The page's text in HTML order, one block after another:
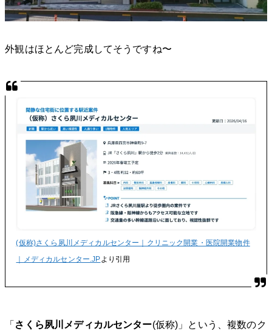
外観はほとんど完成してそうですね〜
(仮称)さくら夙川メディカルセンター｜クリニック開業・医院開業物件
｜メディカルセンター.JP より引用
「さくら夙川メディカルセンター(仮称)」という、複数のク